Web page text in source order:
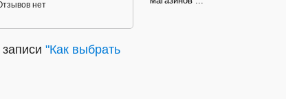
нет
"Как выбрать